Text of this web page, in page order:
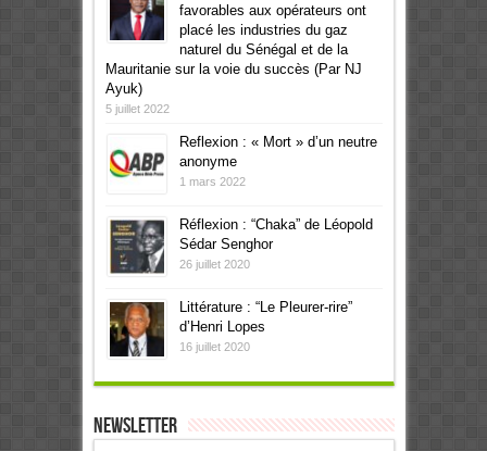
favorables aux opérateurs ont
placé les industries du gaz
naturel du Sénégal et de la
Mauritanie sur la voie du succès (Par NJ
Ayuk)
5 juillet 2022
Reflexion : « Mort » d’un neutre
anonyme
1 mars 2022
Réflexion : “Chaka” de Léopold
Sédar Senghor
26 juillet 2020
Littérature : “Le Pleurer-rire”
d’Henri Lopes
16 juillet 2020
Newsletter